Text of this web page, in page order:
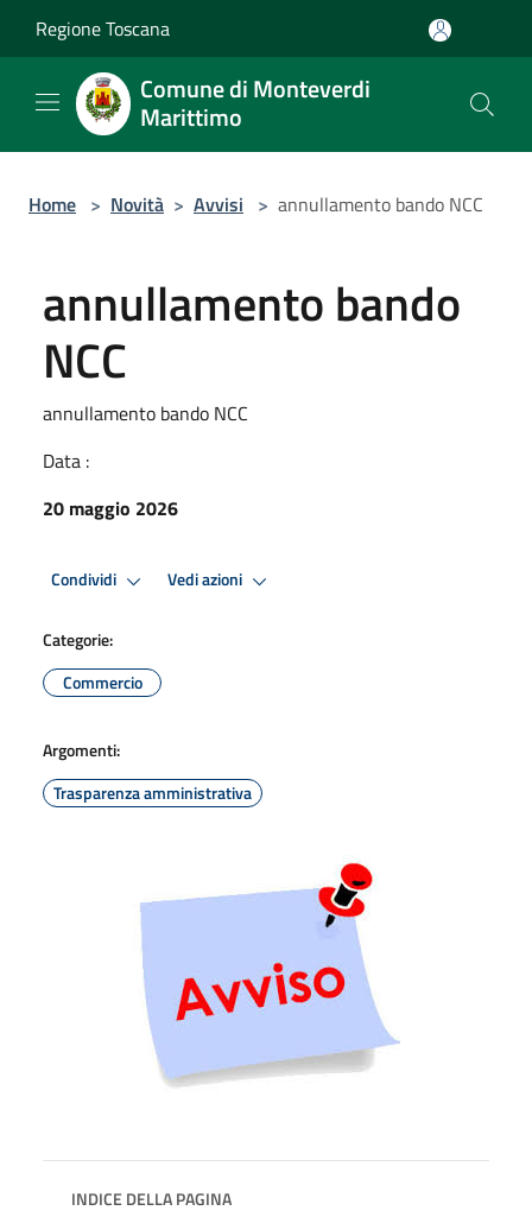
Regione Toscana
Comune di Monteverdi
Marittimo
Home > Novità > Avvisi > annullamento bando NCC
annullamento bando
NCC
annullamento bando NCC
Data :
20 maggio 2026
Condividi Vedi azioni
Categorie:
Commercio
Argomenti:
Trasparenza amministrativa
INDICE DELLA PAGINA